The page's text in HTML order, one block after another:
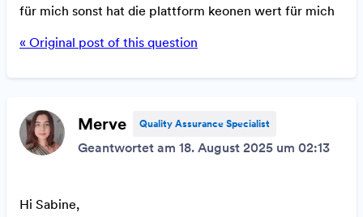
für mich sonst hat die plattform keonen wert für mich
« Original post of this question
Merve Quality Assurance Specialist
Geantwortet am 18. August 2025 um 02:13
Hi Sabine,